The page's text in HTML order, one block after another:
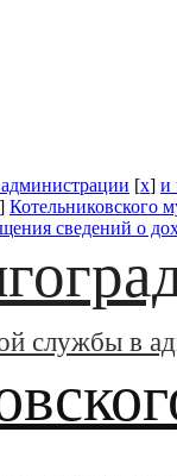
администрации [x] и
] Котельниковского
сведений о
службы в